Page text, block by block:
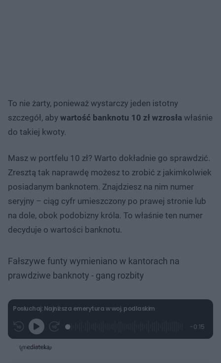
To nie żarty, ponieważ wystarczy jeden istotny
szczegół, aby wartość banknotu 10 zł wzrosła właśnie
do takiej kwoty.
Masz w portfelu 10 zł? Warto dokładnie go sprawdzić.
Zresztą tak naprawdę możesz to zrobić z jakimkolwiek
posiadanym banknotem. Znajdziesz na nim numer
seryjny – ciąg cyfr umieszczony po prawej stronie lub
na dole, obok podobizny króla. To właśnie ten numer
decyduje o wartości banknotu.
Fałszywe funty wymieniano w kantorach na
prawdziwe banknoty - gang rozbity
Posłuchaj: Najniższa emerytura w woj. podlaskim
G
j
P
z
e
w
z
a
P
o
-0:15